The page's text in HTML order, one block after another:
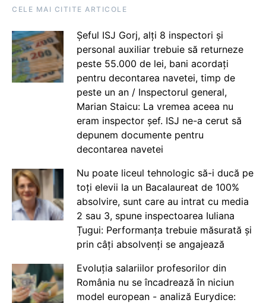
CELE MAI CITITE ARTICOLE
Șeful ISJ Gorj, alți 8 inspectori și
personal auxiliar trebuie să returneze
peste 55.000 de lei, bani acordați
pentru decontarea navetei, timp de
peste un an / Inspectorul general,
Marian Staicu: La vremea aceea nu
eram inspector șef. ISJ ne-a cerut să
depunem documente pentru
decontarea navetei
Nu poate liceul tehnologic să-i ducă pe
toți elevii la un Bacalaureat de 100%
absolvire, sunt care au intrat cu media
2 sau 3, spune inspectoarea Iuliana
Țugui: Performanța trebuie măsurată și
prin câți absolvenți se angajează
Evoluția salariilor profesorilor din
România nu se încadrează în niciun
model european - analiză Eurydice: